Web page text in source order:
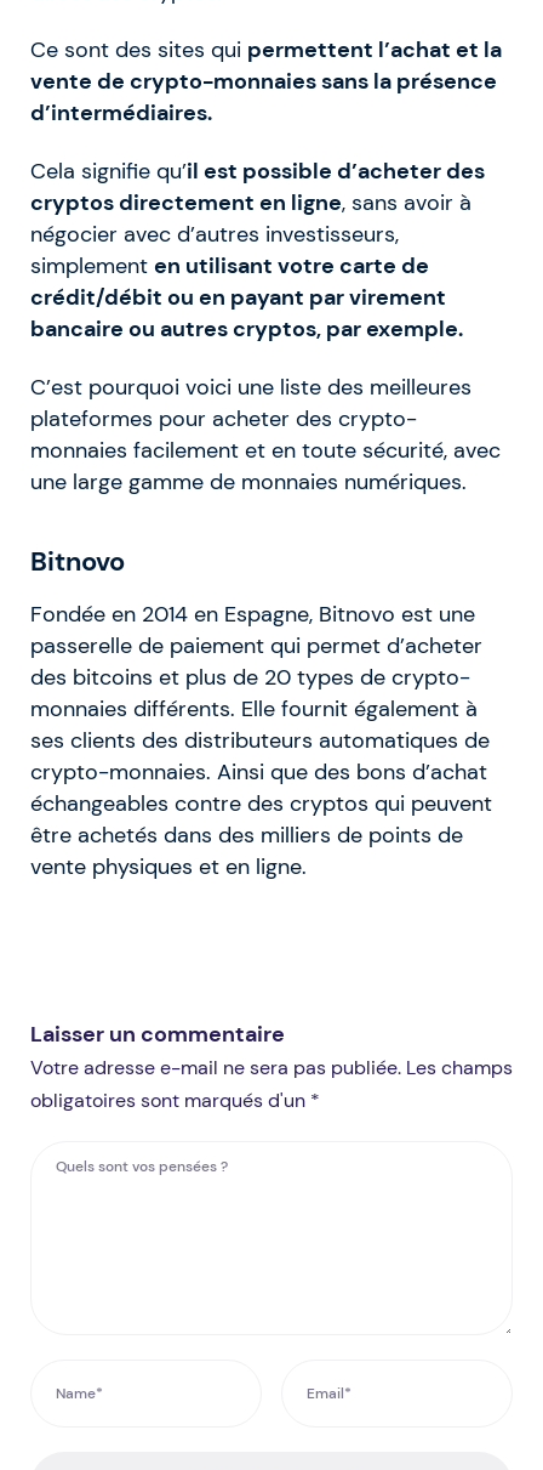
Ce sont des sites qui permettent l’achat et la
vente de crypto-monnaies sans la présence
d’intermédiaires.
Cela signifie qu’il est possible d’acheter des
cryptos directement en ligne, sans avoir à
négocier avec d’autres investisseurs,
simplement en utilisant votre carte de
crédit/débit ou en payant par virement
bancaire ou autres cryptos, par exemple.
C’est pourquoi voici une liste des meilleures
plateformes pour acheter des crypto-
monnaies facilement et en toute sécurité, avec
une large gamme de monnaies numériques.
Bitnovo
Fondée en 2014 en Espagne, Bitnovo est une
passerelle de paiement qui permet d’acheter
des bitcoins et plus de 20 types de crypto-
monnaies différents. Elle fournit également à
ses clients des distributeurs automatiques de
crypto-monnaies. Ainsi que des bons d’achat
échangeables contre des cryptos qui peuvent
être achetés dans des milliers de points de
vente physiques et en ligne.
Laisser un commentaire
Votre adresse e-mail ne sera pas publiée. Les champs
obligatoires sont marqués d'un *